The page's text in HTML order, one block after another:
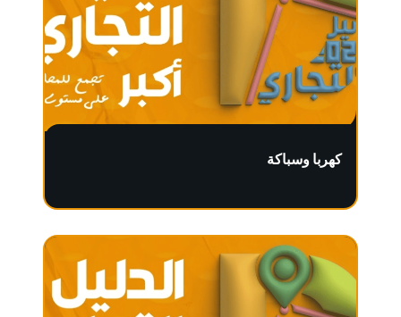
كهربا وسباكة